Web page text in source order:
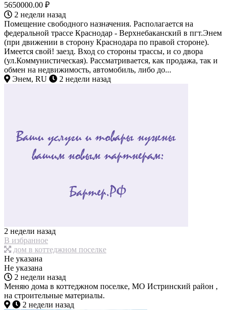
5650000.00 ₽
2 недели назад
Помещение свободного назначения. Располагается на
федеральной трассе Краснодар - Верхнебаканский в пгт.Энем
(при движении в сторону Краснодара по правой стороне).
Имеется свой! заезд. Вход со стороны трассы, и со двора
(ул.Коммунистическая). Рассматривается, как продажа, так и
обмен на недвижимость, автомобиль, либо до...
Энем, RU
2 недели назад
2 недели назад
В избранное
дом в коттеджном поселке
Не указана
Не указана
2 недели назад
Меняю дома в коттеджном поселке, МО Истринский район ,
на строительные материалы.
2 недели назад